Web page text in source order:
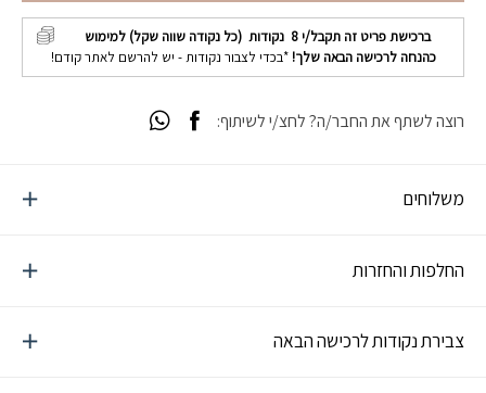
ברכישת פריט זה תקבל/י8 נקודות (כל נקודה שווה שקל) למימוש
כהנחה לרכישה הבאה שלך! *בכדי לצבור נקודות - יש להרשם לאתר קודם!
משלוחים
החלפות והחזרות
צבירת נקודות לרכישה הבאה
רוצה לשתף את החבר/ה? לחצ/י לשיתוף: